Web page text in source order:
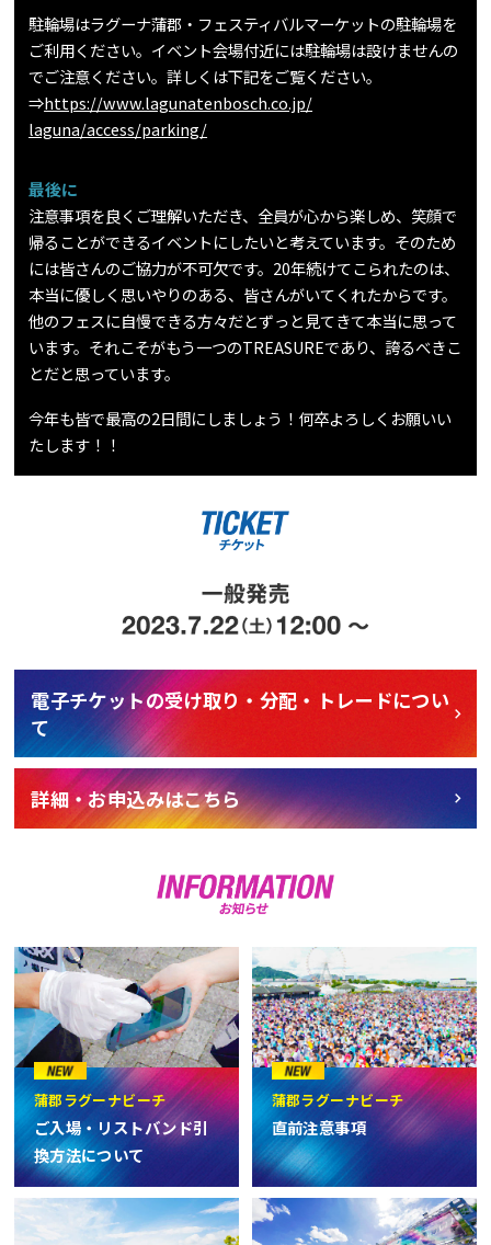
駐輪場はラグーナ蒲郡・フェスティバルマーケットの駐輪場を
ご利用ください。イベント会場付近には駐輪場は設けませんの
でご注意ください。詳しくは下記をご覧ください。
⇒https://www.lagunatenbosch.co.jp/
laguna/access/parking/
最後に
注意事項を良くご理解いただき、全員が心から楽しめ、笑顔で
帰ることができるイベントにしたいと考えています。そのため
には皆さんのご協力が不可欠です。20年続けてこられたのは、
本当に優しく思いやりのある、皆さんがいてくれたからです。
他のフェスに自慢できる方々だとずっと見てきて本当に思って
います。それこそがもう一つのTREASUREであり、誇るべきこ
とだと思っています。
今年も皆で最高の2日間にしましょう！何卒よろしくお願いい
たします！！
電子チケットの受け取り・分配・トレードについ
て
詳細・お申込みはこちら
蒲郡ラグーナビーチ
ご入場・リストバンド引
換方法について
蒲郡ラグーナビーチ
直前注意事項